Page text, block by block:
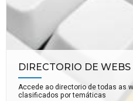
DIRECTORIO DE WEBS
Accede ao directorio de todas as
clasificados por temáticas